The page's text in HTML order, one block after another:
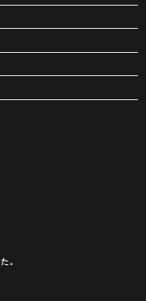
。